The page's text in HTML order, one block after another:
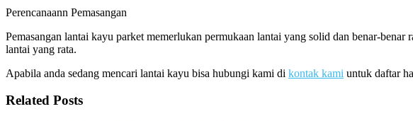
Perencanaann Pemasangan
Pemasangan lantai kayu parket memerlukan permukaan lantai yang solid dan benar-
lantai yang rata.
Apabila anda sedang mencari lantai kayu bisa hubungi kami di kontak kami untuk daftar
Related Posts